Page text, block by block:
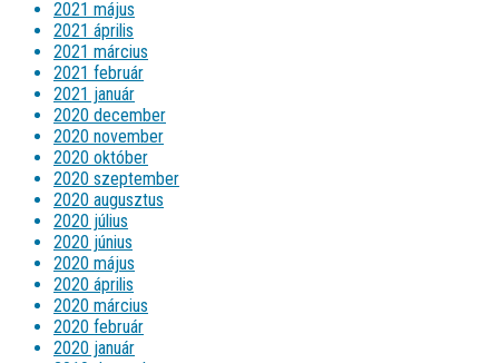
2021 május
2021 április
2021 március
2021 február
2021 január
2020 december
2020 november
2020 október
2020 szeptember
2020 augusztus
2020 július
2020 június
2020 május
2020 április
2020 március
2020 február
2020 január